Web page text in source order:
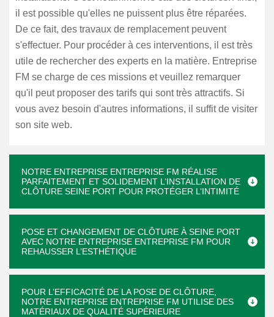
il est possible qu'elles ne puissent plus être réparées.
De ce fait, des travaux de remplacement peuvent
s'effectuer. Pour procéder à ces interventions, il est très
utile de rechercher des experts en la matière. Entreprise
FM se charge de ces missions et veuillez remarquer
qu'il peut proposer des tarifs qui sont très attractifs. Si
vous avez besoin d'autres informations, il suffit de visiter
son site web.
NOTRE ENTREPRISE ENTREPRISE FM RÉALISE
PARFAITEMENT ET SOLIDEMENT L’INSTALLATION DE
CLÔTURE SEINE PORT POUR PROTÉGER L’INTIMITÉ
POSE ET CHANGEMENT DE CLÔTURE À SEINE PORT
AVEC NOTRE ENTREPRISE ENTREPRISE FM POUR
REHAUSSER L’ESTHÉTIQUE
POUR L’EFFICACITÉ DE LA POSE DE CLÔTURE,
NOTRE ENTREPRISE ENTREPRISE FM UTILISE DES
MATÉRIAUX DE QUALITÉ SUPÉRIEURE